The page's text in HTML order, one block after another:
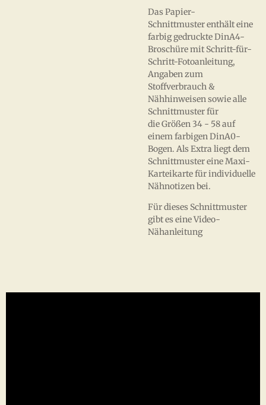
Das Papier-
Schnittmuster enthält eine
farbig gedruckte DinA4-
Broschüre mit Schritt-für-
Schritt-Fotoanleitung,
Angaben zum
Stoffverbrauch &
Nähhinweisen sowie alle
Schnittmuster für
die Größen 34 - 58 auf
einem farbigen DinA0-
Bogen. Als Extra liegt dem
Schnittmuster eine Maxi-
Karteikarte für individuelle
Nähnotizen bei.
Für dieses Schnittmuster
gibt es eine Video-
Nähanleitung